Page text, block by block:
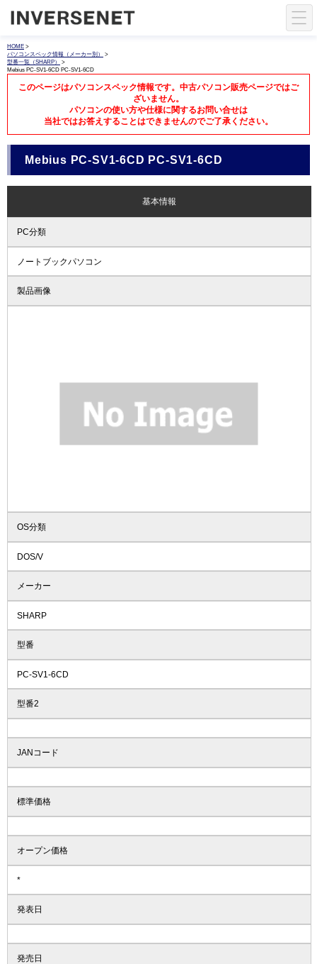
HOME >
パソコンスペック情報（メーカー別）
>
型番一覧（SHARP）
>
Mebius PC-SV1-6CD PC-SV1-6CD
このページはパソコンスペック情報です。中古パソコン販売ページではご
ざいません。
パソコンの使い方や仕様に関するお問い合せは
当社ではお答えすることはできませんのでご了承ください。
Mebius PC-SV1-6CD PC-SV1-6CD
基本情報
PC分類
ノートブックパソコン
製品画像
OS分類
DOS/V
メーカー
SHARP
型番
PC-SV1-6CD
型番2
JANコード
標準価格
オープン価格
*
発表日
発売日